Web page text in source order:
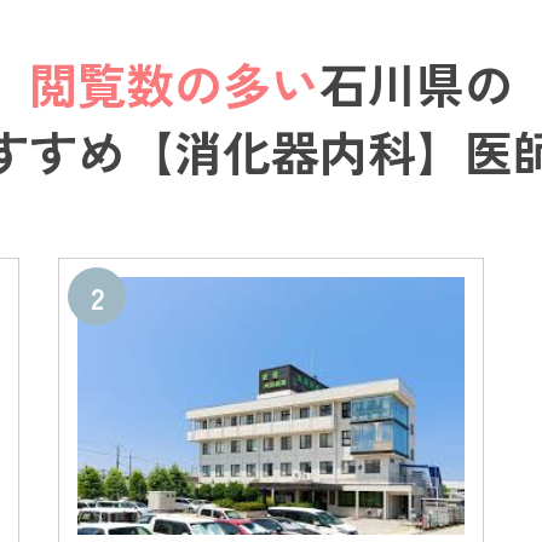
閲覧数の多い石川県の
すめ【消化器内科】医